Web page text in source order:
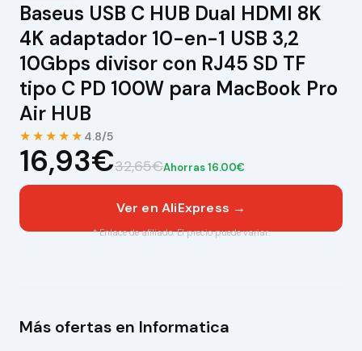
Baseus USB C HUB Dual HDMI 8K
4K adaptador 10-en-1 USB 3,2
10Gbps divisor con RJ45 SD TF
tipo C PD 100W para MacBook Pro
Air HUB
★★★★★ 4.8/5
16,93€32,65€Ahorras 16.00€
Ver en AliExpress →
* Enlace de afiliado. El precio puede variar.
Más ofertas en Informatica